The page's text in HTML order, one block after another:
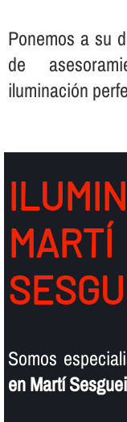
Ponemos a su
de
iluminación
MARTÍ
Somos
en Martí